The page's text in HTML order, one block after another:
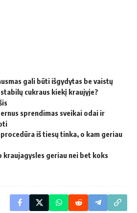
gali būti išgydytas be vaistų
cukraus kiekį kraujyje?
sprendimas sveikai odai ir
iš tiesų tinka, o kam geriau
kraujagysles geriau nei bet koks